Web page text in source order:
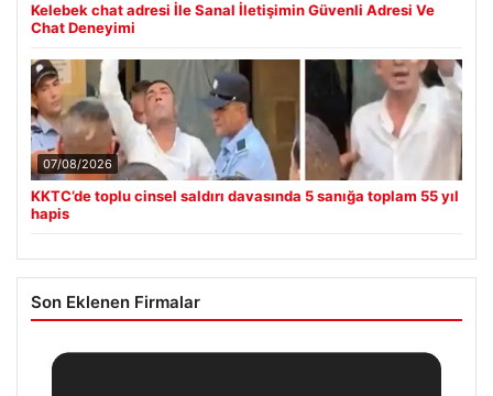
Kelebek chat adresi İle Sanal İletişimin Güvenli Adresi Ve
Chat Deneyimi
07/08/2026
KKTC’de toplu cinsel saldırı davasında 5 sanığa toplam 55 yıl
hapis
Son Eklenen Firmalar